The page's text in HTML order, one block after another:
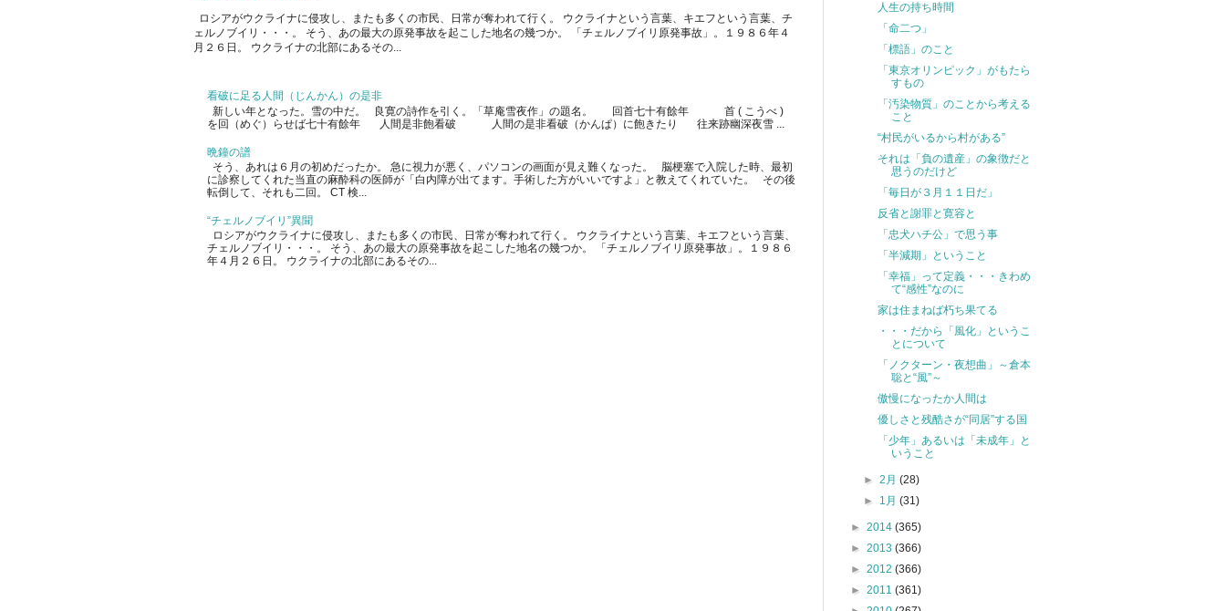
ロシアがウクライナに侵攻し、またも多くの市民、日常が奪われて行く。 ウクライナという言葉、キエフという言葉、チ
ェルノブイリ・・・。 そう、あの最大の原発事故を起こした地名の幾つか。 「チェルノブイリ原発事故」。１９８６年４
月２６日。 ウクライナの北部にあるその...
看破に足る人間（じんかん）の是非
新しい年となった。雪の中だ。 良寛の詩作を引く。「草庵雪夜作」の題名。 回首七十有餘年 首 ( こうべ )
を回（めぐ）らせば七十有餘年 人間是非飽看破 人間の是非看破（かんぱ）に飽きたり 往来跡幽深夜雪 ...
晩鐘の譜
そう、あれは６月の初めだったか。 急に視力が悪く、パソコンの画面が見え難くなった。 脳梗塞で入院した時、最初
に診察してくれた当直の麻酔科の医師が「白内障が出てます。手術した方がいいですよ」と教えてくれていた。 その後
転倒して、それも二回。 CT 検...
“チェルノブイリ”異聞
ロシアがウクライナに侵攻し、またも多くの市民、日常が奪われて行く。 ウクライナという言葉、キエフという言葉、
チェルノブイリ・・・。 そう、あの最大の原発事故を起こした地名の幾つか。 「チェルノブイリ原発事故」。１９８６
年４月２６日。 ウクライナの北部にあるその...
人生の持ち時間
「命二つ」
「標語」のこと
「東京オリンピック」がもたら
すもの
「汚染物質」のことから考える
こと
“村民がいるから村がある”
それは「負の遺産」の象徴だと
思うのだけど
「毎日が３月１１日だ」
反省と謝罪と寛容と
「忠犬ハチ公」で思う事
「半減期」ということ
「幸福」って定義・・・きわめ
て“感性”なのに
家は住まねば朽ち果てる
・・・だから「風化」というこ
とについて
「ノクターン・夜想曲」～倉本
聡と“風”～
傲慢になったか人間は
優しさと残酷さが“同居”する国
「少年」あるいは「未成年」と
いうこと
►2月(28)
► 1月(31)
► 2014 (365)
► 2013 (366)
► 2012 (366)
► 2011 (361)